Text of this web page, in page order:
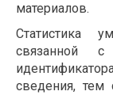
материалов.
Статистика
связанной с
сведения, тем